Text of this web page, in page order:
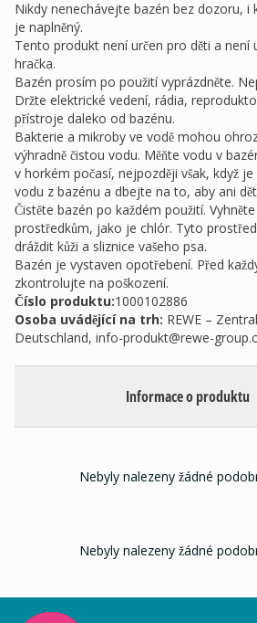
Nikdy nenechávejte bazén bez dozoru, i
je naplněný.
Tento produkt není určen pro děti a není
hračka.
Bazén prosím po použití vyprázdněte.
Držte elektrické vedení, rádia,
přístroje daleko od bazénu.
Bakterie a mikroby ve vodě mohou
výhradně čistou vodu. Měňte vodu v
v horkém počasí, nejpozději však, když
vodu z bazénu a dbejte na to, aby ani
Čistěte bazén po každém použití.
prostředkům, jako je chlór. Tyto
dráždit kůži a sliznice vašeho psa.
Bazén je vystaven opotřebení. Před
zkontrolujte na poškození.
Číslo produktu:1000102886
Osoba uvádějící na trh: REWE –
Deutschland, info-produkt@rewe-
Informace o produktu
Nebyly nalezeny žádné
Nebyly nalezeny žádné